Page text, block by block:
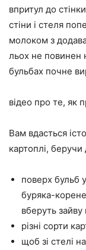
впритул до
стіни і стеля
молоком з
льох не повинен
бульбах почне
відео про те, як
Вам вдасться
картоплі, беручи
поверх бульб
буряка-
вберуть зайву
різні сорти
щоб зі стелі